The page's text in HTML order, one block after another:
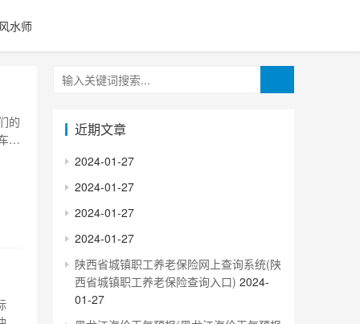
风水师
的
市
近期文章
2024-01-27
2024-01-27
2024-01-27
2024-01-27
陕西省城镇职工养老保险网上查询系统(陕
西省城镇职工养老保险查询入口) 2024-
01-27